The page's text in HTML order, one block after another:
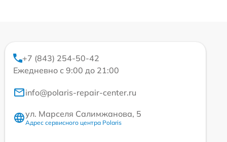
+7 (843) 254-50-42
Ежедневно с 9:00 до 21:00
info@polaris-repair-center.ru
ул. Марселя Салимжанова, 5
Адрес сервисного центра Polaris